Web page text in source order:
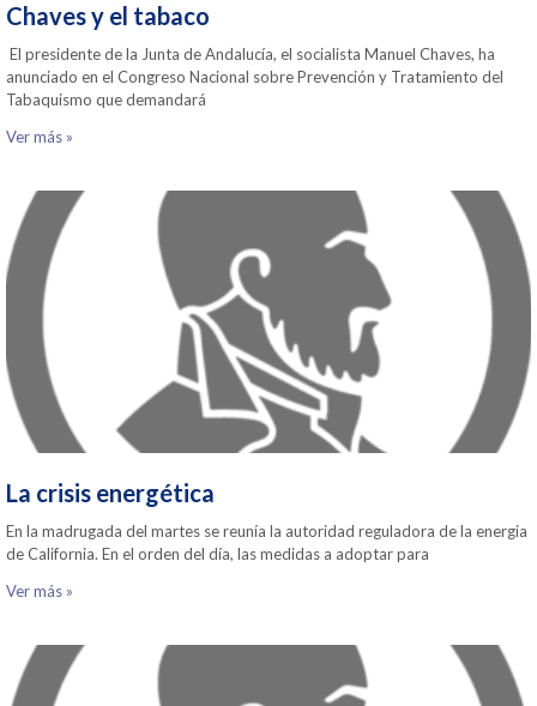
Chaves y el tabaco
El presidente de la Junta de Andalucía, el socialista Manuel Chaves, ha
anunciado en el Congreso Nacional sobre Prevención y Tratamiento del
Tabaquismo que demandará
Ver más »
La crisis energética
En la madrugada del martes se reunía la autoridad reguladora de la energia
de California. En el orden del día, las medidas a adoptar para
Ver más »